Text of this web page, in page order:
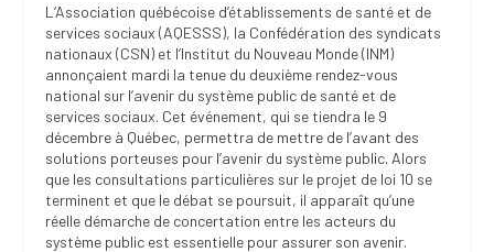
L’Association québécoise d’établissements de santé et de
services sociaux (AQESSS), la Confédération des syndicats
nationaux (CSN) et l’Institut du Nouveau Monde (INM)
annonçaient mardi la tenue du deuxième rendez-vous
national sur l’avenir du système public de santé et de
services sociaux. Cet événement, qui se tiendra le 9
décembre à Québec, permettra de mettre de l’avant des
solutions porteuses pour l’avenir du système public. Alors
que les consultations particulières sur le projet de loi 10 se
terminent et que le débat se poursuit, il apparaît qu’une
réelle démarche de concertation entre les acteurs du
système public est essentielle pour assurer son avenir.